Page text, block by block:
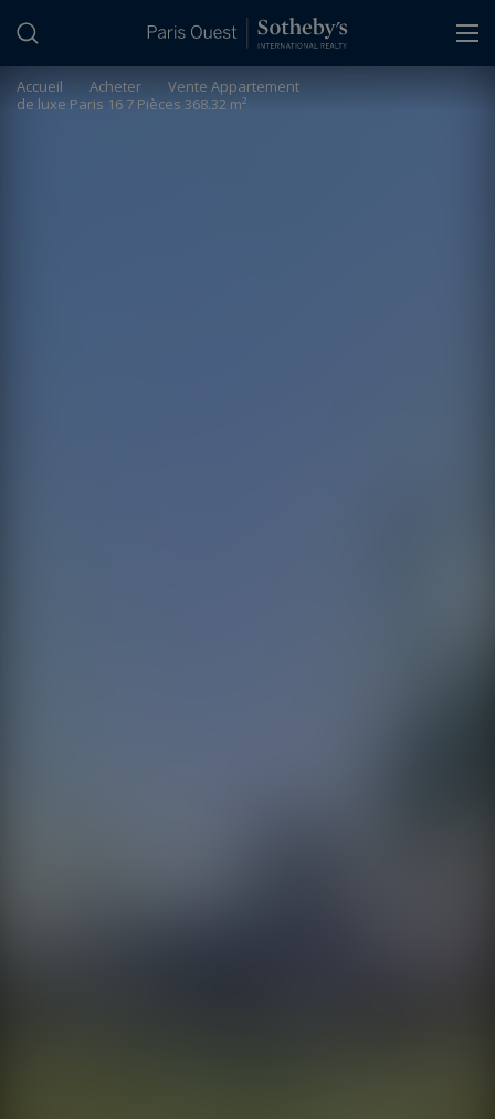
Accueil > Acheter > Vente Appartement
de luxe Paris 16 7 Pièces 368.32 m²